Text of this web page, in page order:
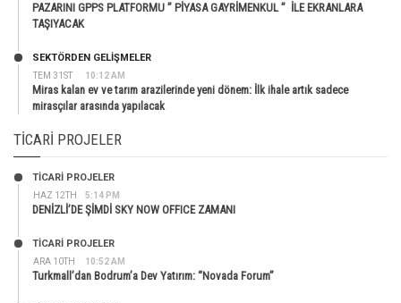
PAZARINI GPPS PLATFORMU ” PİYASA GAYRİMENKUL ” İLE EKRANLARA
TAŞIYACAK
TEM 31ST 10:12 AM
SEKTÖRDEN GELIŞMELER
Miras kalan ev ve tarım arazilerinde yeni dönem: İlk ihale artık sadece
mirasçılar arasında yapılacak
TICARI PROJELER
HAZ 12TH 5:14 PM
TİCARİ PROJELER
DENİZLİ’DE ŞİMDİ SKY NOW OFFICE ZAMANI
ARA 10TH 10:52 AM
TİCARİ PROJELER
Turkmall’dan Bodrum’a Dev Yatırım: “Novada Forum”